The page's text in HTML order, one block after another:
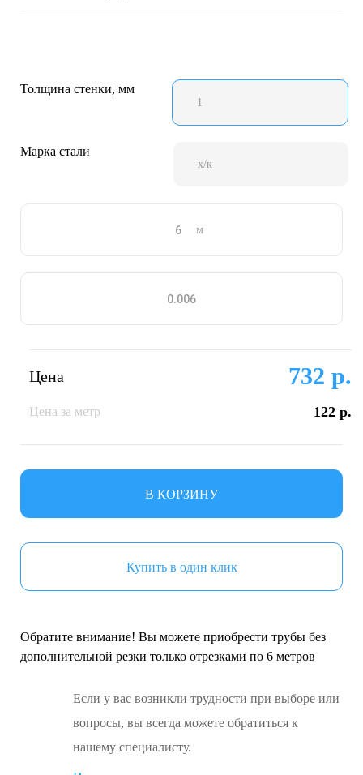
Толщина стенки, мм
1
Марка стали
х/к
м
Цена 732 р.
Цена за метр 122 р.
В КОРЗИНУ
Купить в один клик
Обратите внимание! Вы можете приобрести трубы без
дополнительной резки только отрезками по 6 метров
Если у вас возникли трудности при выборе или
вопросы, вы всегда можете обратиться к
нашему специалисту.